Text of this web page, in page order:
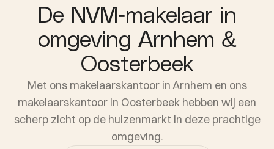
De NVM-makelaar in
omgeving Arnhem &
Oosterbeek
Met ons makelaarskantoor in Arnhem en ons
makelaarskantoor in Oosterbeek hebben wij een
scherp zicht op de huizenmarkt in deze prachtige
omgeving.